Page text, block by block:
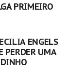
PRIMEIRO
ENGELS
PERDER UMA